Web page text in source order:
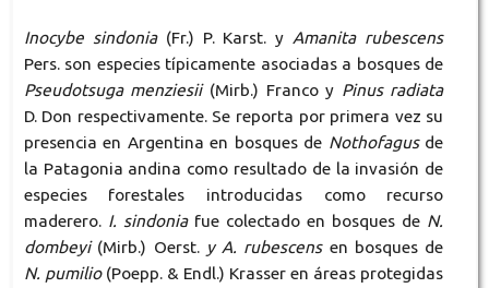
Inocybe sindonia(Fr.) P. Karst. y Amanita rubescens
Pers. son especies típicamente asociadas a bosques de
Pseudotsuga menziesii (Mirb.) Franco y Pinus radiata
D. Don respectivamente. Se reporta por primera vez su
presencia en Argentina en bosques de Nothofagusde
la Patagonia andina como resultado de la invasión de
especies forestales introducidas como recurso
maderero. I. sindoniafue colectado en bosques de N.
dombeyi (Mirb.) Oerst.y A. rubescensen bosques de
N. pumilio (Poepp. & Endl.) Krasser en áreas protegidas